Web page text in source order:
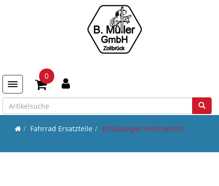
Toggle navigation
0
Fahrrad Ersatzteile Schaltungen mechanisch